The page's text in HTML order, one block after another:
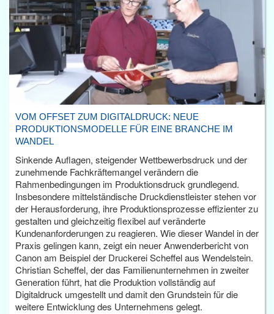
VOM OFFSET ZUM DIGITALDRUCK: NEUE
PRODUKTIONSMODELLE FÜR EINE BRANCHE IM
WANDEL
Sinkende Auflagen, steigender Wettbewerbsdruck und der
zunehmende Fachkräftemangel verändern die
Rahmenbedingungen im Produktionsdruck grundlegend.
Insbesondere mittelständische Druckdienstleister stehen vor
der Herausforderung, ihre Produktionsprozesse effizienter zu
gestalten und gleichzeitig flexibel auf veränderte
Kundenanforderungen zu reagieren. Wie dieser Wandel in der
Praxis gelingen kann, zeigt ein neuer Anwenderbericht von
Canon am Beispiel der Druckerei Scheffel aus Wendelstein.
Christian Scheffel, der das Familienunternehmen in zweiter
Generation führt, hat die Produktion vollständig auf
Digitaldruck umgestellt und damit den Grundstein für die
weitere Entwicklung des Unternehmens gelegt.